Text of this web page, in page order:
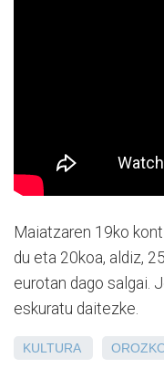
Maiatzaren 19ko
du eta 20koa, aldiz,
eurotan dago salgai.
eskuratu daitezke.
KULTURA